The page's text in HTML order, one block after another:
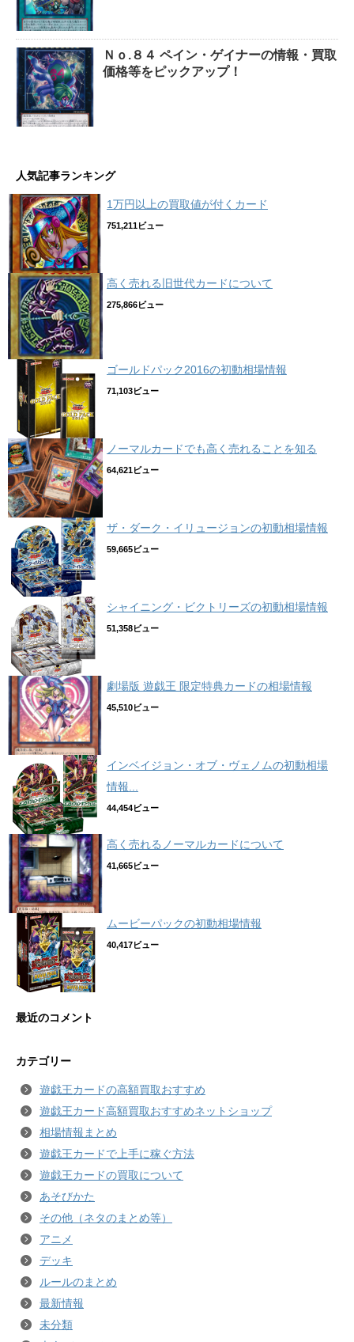
Ｎｏ.８４ ペイン・ゲイナーの情報・買取
価格等をピックアップ！
人気記事ランキング
1万円以上の買取値が付くカード
751,211ビュー
高く売れる旧世代カードについて
275,866ビュー
ゴールドパック2016の初動相場情報
71,103ビュー
ノーマルカードでも高く売れることを知る
64,621ビュー
ザ・ダーク・イリュージョンの初動相場情報
59,665ビュー
シャイニング・ビクトリーズの初動相場情報
51,358ビュー
劇場版 遊戯王 限定特典カードの相場情報
45,510ビュー
インベイジョン・オブ・ヴェノムの初動相場
情報...
44,454ビュー
高く売れるノーマルカードについて
41,665ビュー
ムービーパックの初動相場情報
40,417ビュー
最近のコメント
カテゴリー
遊戯王カードの高額買取おすすめ
遊戯王カード高額買取おすすめネットショップ
相場情報まとめ
遊戯王カードで上手に稼ぐ方法
遊戯王カードの買取について
あそびかた
その他（ネタのまとめ等）
アニメ
デッキ
ルールのまとめ
最新情報
未分類